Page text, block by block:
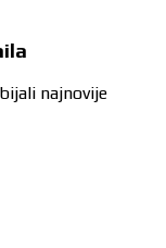
najnovije